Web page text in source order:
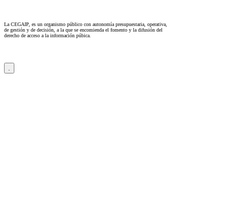
La CEGAIP, es un organismo público con autonomía presupuestaria, operativa,
de gestión y de decisión, a la que se encomienda el fomento y la difusión del
derecho de acceso a la información púbica.